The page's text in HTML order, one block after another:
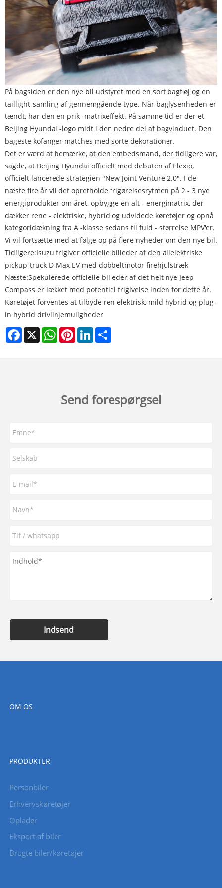
På bagsiden er den nye bil udstyret med en sort bagfløj og en
taillight-samling af gennemgående type. Når baglysenheden er
tændt, har den en prik -matrixeffekt. På samme tid er der et
Beijing Hyundai -logo midt i den nedre del af bagvinduet. Den
bageste kofanger matches med sorte dekorationer.
Det er værd at bemærke, at den embedsmand, der tidligere var,
sagde, at Beijing Hyundai officielt med debuten af ​​Elexio,
officielt lancerede strategien "New Joint Venture 2.0". I de
næste fire år vil det opretholde frigørelsesrytmen på 2 - 3 nye
energiprodukter om året, opbygge en alt - energimatrix, der
dækker rene - elektriske, hybrid og udvidede køretøjer og opnå
kategoridækning fra A -klasse sedans til fuld - størrelse MPV'er.
Vi vil fortsætte med at følge op på flere nyheder om den nye bil.
Tidligere:Isuzu frigiver officielle billeder af den allelektriske
pickup-truck D-Max EV med dobbeltmotor firehjulstræk
Næste:Spekulerede officielle billeder af det helt nye Jeep
Compass er lækket med potentiel frigivelse inden for dette år.
Køretøjet forventes at tilbyde ren elektrisk, mild hybrid og plug-
in hybrid drivlinjemuligheder
Facebook
X WhatsAppPinterestLinkedIn
Send forespørgsel
Indsend
OM OS
PRODUKTER
Personbiler
Erhvervskøretøjer
Oplader
Eksport af biler
Brugte biler/køretøjer